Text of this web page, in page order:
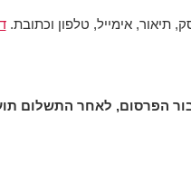
תיאור, אימייל, טלפון וכתובת.